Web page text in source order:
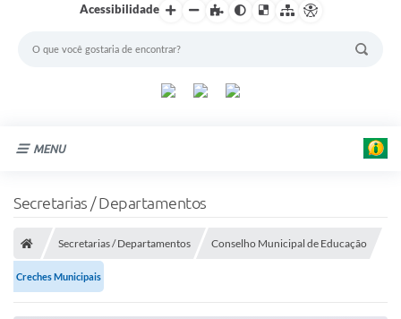
Acessibilidade
MENU
Portal de Serviços
Transparência
Secretarias / Departamentos
Secretarias / Departamentos Conselho Municipal de Educação
Creches Municipais